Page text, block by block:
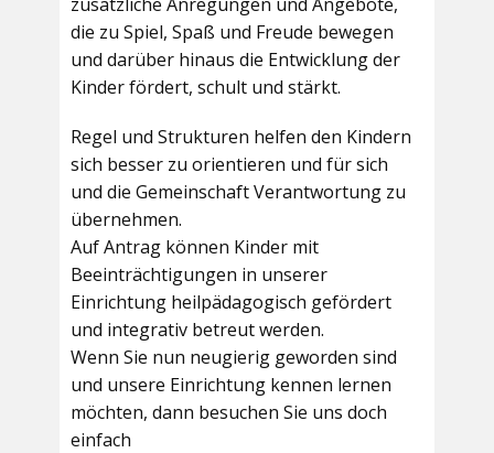
die zu Spiel, Spaß und Freude bewegen
und darüber hinaus die Entwicklung der
Kinder fördert, schult und stärkt.
Regel und Strukturen helfen den Kindern
sich besser zu orientieren und für sich
und die Gemeinschaft Verantwortung zu
übernehmen.
Auf Antrag können Kinder mit
Beeinträchtigungen in unserer
Einrichtung heilpädagogisch gefördert
und integrativ betreut werden.
Wenn Sie nun neugierig geworden sind
und unsere Einrichtung kennen lernen
möchten, dann besuchen Sie uns doch
einfach